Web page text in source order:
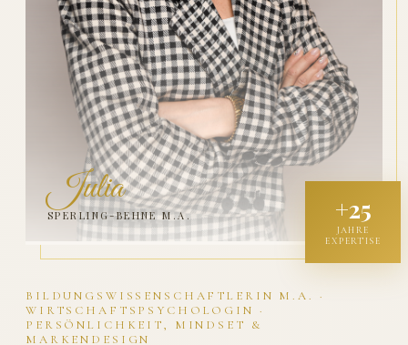
BILDUNGSWISSENSCHAFTLERIN M.A. ·
WIRTSCHAFTSPSYCHOLOGIN ·
PERSÖNLICHKEIT, MINDSET &
MARKENDESIGN
Julia
SPERLING-BEHNE M.A. +25
JAHRE
EXPERTISE